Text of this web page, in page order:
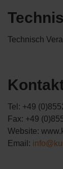
Technisch
Tel: +49
Fax: +49
Website:
Email: